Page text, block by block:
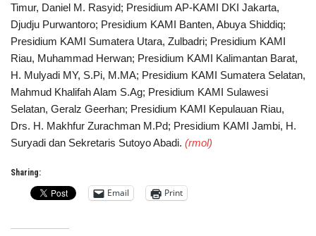
Timur, Daniel M. Rasyid; Presidium AP-KAMI DKI Jakarta,
Djudju Purwantoro; Presidium KAMI Banten, Abuya Shiddiq;
Presidium KAMI Sumatera Utara, Zulbadri; Presidium KAMI
Riau, Muhammad Herwan; Presidium KAMI Kalimantan Barat,
H. Mulyadi MY, S.Pi, M.MA; Presidium KAMI Sumatera Selatan,
Mahmud Khalifah Alam S.Ag; Presidium KAMI Sulawesi
Selatan, Geralz Geerhan; Presidium KAMI Kepulauan Riau,
Drs. H. Makhfur Zurachman M.Pd; Presidium KAMI Jambi, H.
Suryadi dan Sekretaris Sutoyo Abadi. (rmol)
Sharing:
Email Print